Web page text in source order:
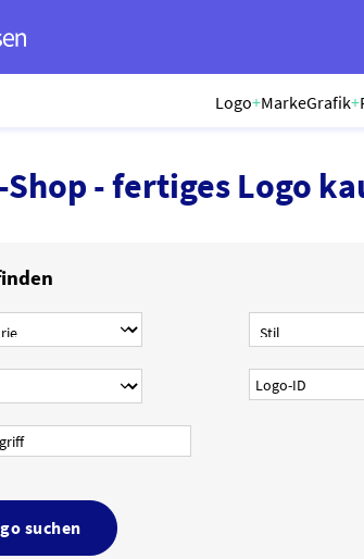
Logo+MarkeGrafik+
Shop - fertiges Logo
suchen